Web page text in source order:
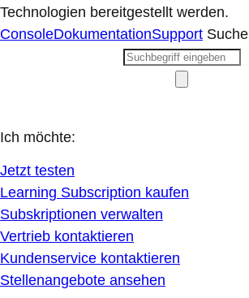
Technologien bereitgestellt werden.
ConsoleDokumentationSupport Suche
Ich möchte:
Jetzt testen
Learning Subscription kaufen
Subskriptionen verwalten
Vertrieb kontaktieren
Kundenservice kontaktieren
Stellenangebote ansehen